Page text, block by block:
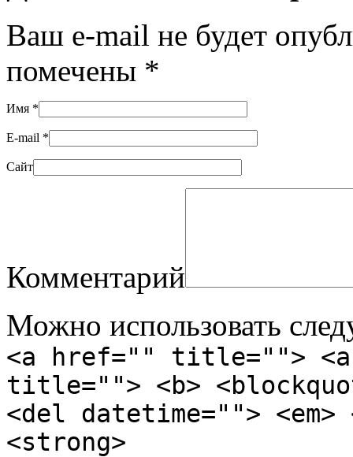
Ваш e-mail не будет
помечены *
Имя *
E-mail *
Сайт
Комментарий
Можно использовать
<a href="" title="">
title=""> <b>
<del datetime="">
<strong>